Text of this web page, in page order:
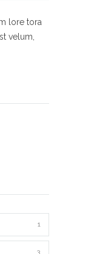
lore tora
velum,
1
3